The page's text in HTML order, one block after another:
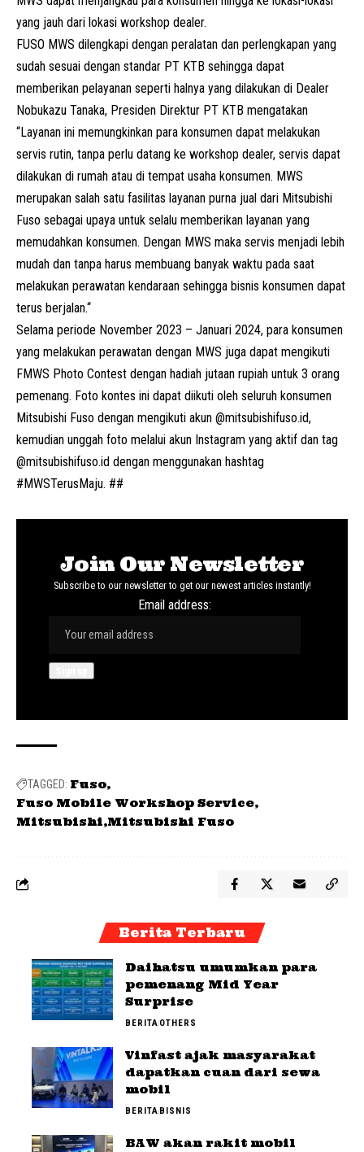
yang jauh dari lokasi workshop dealer.
FUSO MWS dilengkapi dengan peralatan dan perlengkapan yang
sudah sesuai dengan standar PT KTB sehingga dapat
memberikan pelayanan seperti halnya yang dilakukan di Dealer
Nobukazu Tanaka, Presiden Direktur PT KTB mengatakan
“Layanan ini memungkinkan para konsumen dapat melakukan
servis rutin, tanpa perlu datang ke workshop dealer, servis dapat
dilakukan di rumah atau di tempat usaha konsumen. MWS
merupakan salah satu fasilitas layanan purna jual dari Mitsubishi
Fuso sebagai upaya untuk selalu memberikan layanan yang
memudahkan konsumen. Dengan MWS maka servis menjadi lebih
mudah dan tanpa harus membuang banyak waktu pada saat
melakukan perawatan kendaraan sehingga bisnis konsumen dapat
terus berjalan.“
Selama periode November 2023 – Januari 2024, para konsumen
yang melakukan perawatan dengan MWS juga dapat mengikuti
FMWS Photo Contest dengan hadiah jutaan rupiah untuk 3 orang
pemenang. Foto kontes ini dapat diikuti oleh seluruh konsumen
Mitsubishi Fuso dengan mengikuti akun @mitsubishifuso.id,
kemudian unggah foto melalui akun Instagram yang aktif dan tag
@mitsubishifuso.id dengan menggunakan hashtag
#MWSTerusMaju. ##
Join Our Newsletter
Subscribe to our newsletter to get our newest articles instantly!
Email address:
TAGGED: Fuso
Fuso Mobile Workshop Service
Mitsubishi Mitsubishi Fuso
Berita Terbaru
Daihatsu umumkan para
pemenang Mid Year
Surprise
BERITAOTHERS
Vinfast ajak masyarakat
dapatkan cuan dari sewa
mobil
BERITABISNIS
BAW akan rakit mobil